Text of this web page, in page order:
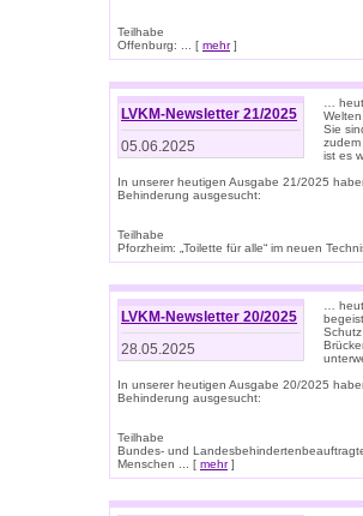
Teilhabe
Offenburg: ... [ mehr]
LVKM-Newsletter 21/2025
05.06.2025
…
Sie
ist es
In unserer heutigen Ausgabe 21/2025
Behinderung ausgesucht:
Teilhabe
Pforzheim: „Toilette für alle“ im neuen
LVKM-Newsletter 20/2025
28.05.2025
…
In unserer heutigen Ausgabe 20/2025
Behinderung ausgesucht:
Teilhabe
Bundes- und
Menschen ... [ mehr]